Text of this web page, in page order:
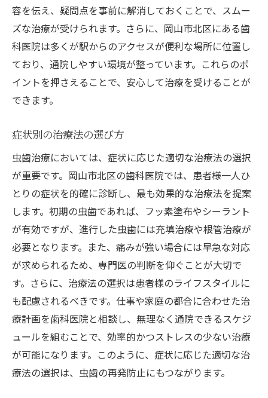
容を伝え、疑問点を事前に解消しておくことで、スムー
ズな治療が受けられます。さらに、岡山市北区にある歯
科医院は多くが駅からのアクセスが便利な場所に位置し
ており、通院しやすい環境が整っています。これらのポ
イントを押さえることで、安心して治療を受けることが
できます。
症状別の治療法の選び方
虫歯治療においては、症状に応じた適切な治療法の選択
が重要です。岡山市北区の歯科医院では、患者様一人ひ
とりの症状を的確に診断し、最も効果的な治療法を提案
します。初期の虫歯であれば、フッ素塗布やシーラント
が有効ですが、進行した虫歯には充填治療や根管治療が
必要となります。また、痛みが強い場合には早急な対応
が求められるため、専門医の判断を仰ぐことが大切で
す。さらに、治療法の選択は患者様のライフスタイルに
も配慮されるべきです。仕事や家庭の都合に合わせた治
療計画を歯科医院と相談し、無理なく通院できるスケジ
ュールを組むことで、効率的かつストレスの少ない治療
が可能になります。このように、症状に応じた適切な治
療法の選択は、虫歯の再発防止にもつながります。